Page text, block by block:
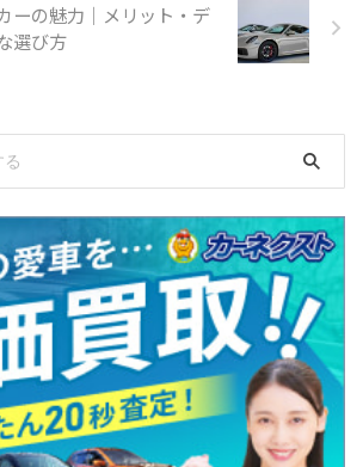
ーの魅力｜メリット・デ
選び方